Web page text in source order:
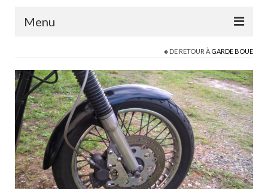
Menu
Boutique
Projets en cours
Mon compte
Mon panier
Nous contacter
DE RETOUR À GARDE BOUE